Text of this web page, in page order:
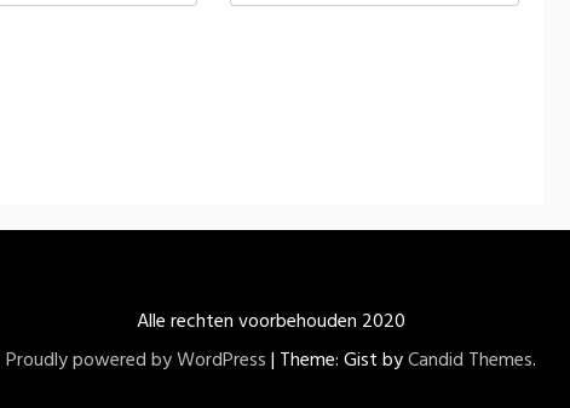
Alle rechten voorbehouden 2020
Proudly powered by WordPress| Theme: Gist byCandid Themes.